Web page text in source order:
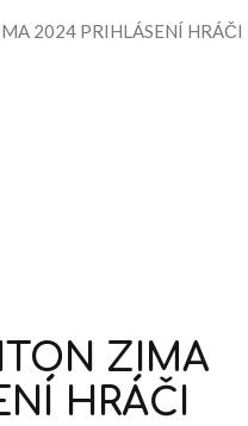
2024 PRIHLÁSENÍ HRÁČI
ZIMA
HRÁČI